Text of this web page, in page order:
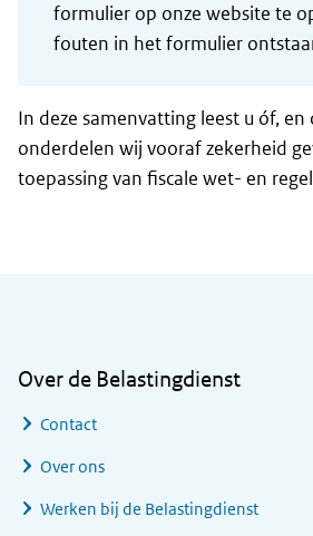
formulier op onze website te
fouten in het formulier
In deze samenvatting leest u óf, en
onderdelen wij vooraf zekerheid
toepassing van fiscale wet- en
Over de Belastingdienst
Contact
Over ons
Werken bij de Belastingdienst